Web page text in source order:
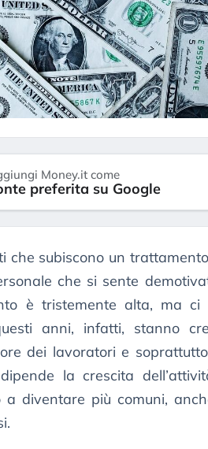
Money.it come
preferita su Google
che subiscono un
che si sente
è tristemente alta, ma ci
anni, infatti, stanno
dei lavoratori e
la crescita
a diventare più comuni,
alla
il
«La mia vita è
in preda al
della bolla AI
Kospi, mentre
30 luglio 2026